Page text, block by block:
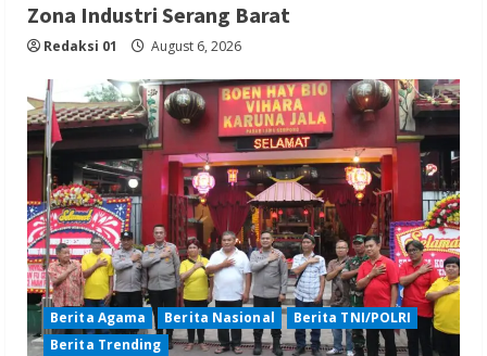
Zona Industri Serang Barat
Redaksi 01 August 6, 2026
Berita Agama Berita Nasional
Berita TNI/POLRI
Berita Trending